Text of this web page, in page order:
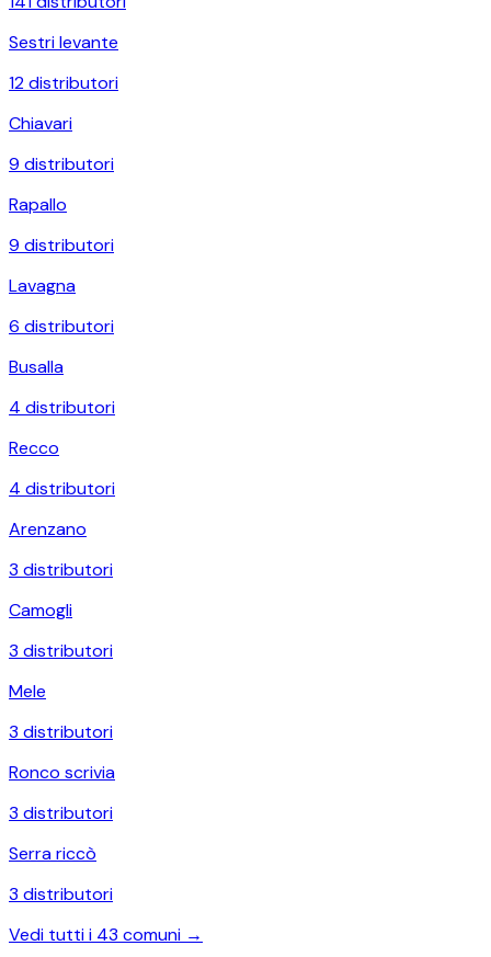
Sestri levante
12distributori
Chiavari
9 distributori
Rapallo
9 distributori
Lavagna
6 distributori
Busalla
4 distributori
Recco
4 distributori
Arenzano
3 distributori
Camogli
3 distributori
Mele
3 distributori
Ronco scrivia
3 distributori
Serra riccò
3 distributori
Vedi tutti i 43 comuni →